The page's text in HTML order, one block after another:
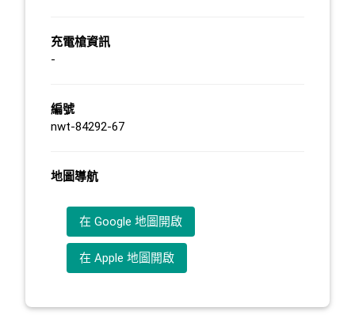
充電槍資訊
-
編號
nwt-84292-67
地圖導航
在 Google 地圖開啟
在 Apple 地圖開啟